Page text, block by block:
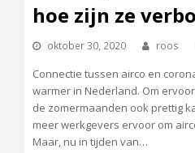
hoe zijn ze
oktober 30, 2020 roos
Connectie tussen airco en
warmer in Nederland. Om
de zomermaanden ook prettig
meer werkgevers ervoor om
Maar, nu in tijden van…